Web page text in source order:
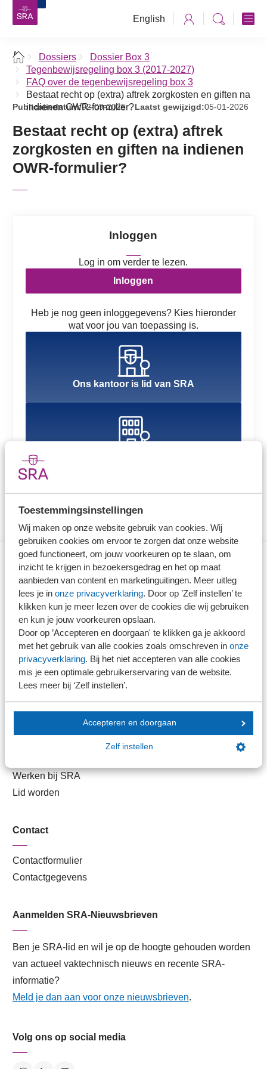
Toestemmingsinstellingen
Wij maken op onze website gebruik van cookies. Wij
gebruiken cookies om ervoor te zorgen dat onze website
goed functioneert, om jouw voorkeuren op te slaan, om
inzicht te krijgen in bezoekersgedrag en het op maat
aanbieden van content en marketinguitingen. Meer uitleg
lees je in onze privacyverklaring. Door op ’Zelf instellen’ te
klikken kun je meer lezen over de cookies die wij gebruiken
en kun je jouw voorkeuren opslaan.
Door op ’Accepteren en doorgaan' te klikken ga je akkoord
met het gebruik van alle cookies zoals omschreven in onze
privacyverklaring. Bij het niet accepteren van alle cookies
mis je een optimale gebruikerservaring van de website.
Lees meer bij ‘Zelf instellen’.
Accepteren en doorgaan
Zelf instellen
English
Dossiers
Dossier Box 3
Tegenbewijsregeling box 3 (2017-2027)
FAQ over de tegenbewijsregeling box 3
Bestaat recht op (extra) aftrek zorgkosten en giften na
indienen OWR-formulier?
Publicatiedatum:02-09-2025 Laatst gewijzigd:05-01-2026
Bestaat recht op (extra) aftrek
zorgkosten en giften na indienen
OWR-formulier?
Inloggen
Log in om verder te lezen.
Inloggen
Heb je nog geen inloggegevens? Kies hieronder
wat voor jou van toepassing is.
Ons kantoor is lid van SRA
Direct naar
Stel je vaktechnische vraag
Branche in Zicht
Dossiers
Kantoorvinder
Nieuwsbank
Handige links
Veilig bestanden delen
Werken bij SRA
Lid worden
Contact
Contactformulier
Contactgegevens
Aanmelden SRA-Nieuwsbrieven
Ben je SRA-lid en wil je op de hoogte gehouden worden
van actueel vaktechnisch nieuws en recente SRA-
informatie?
Meld je dan aan voor onze nieuwsbrieven.
Volg ons op social media